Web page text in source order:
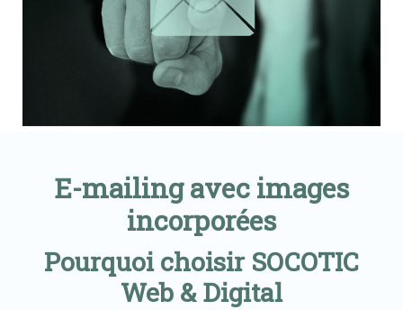
E-mailing avec images
incorporées
Pourquoi choisir SOCOTIC
Web & Digital